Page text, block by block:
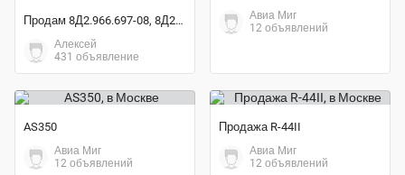
Продам 8Д2.966.697-08, 8Д2.966.697-02, 8Д2.966.697-05
Алексей
431 объявление
Авиа Миг
12 объявлений
AS350
Авиа Миг
12 объявлений
Продажа R-44II
Авиа Миг
12 объявлений